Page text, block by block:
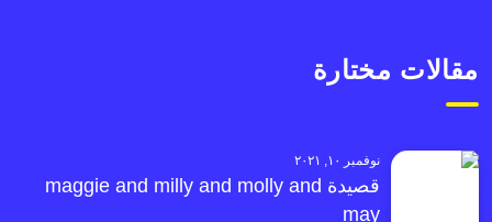
مقالات مختارة
نوفمبر ١٠, ٢٠٢١
قصيدة maggie and milly and molly and
may